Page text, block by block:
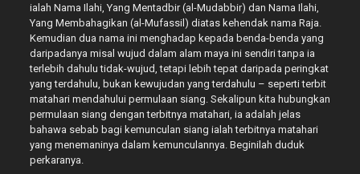
ialah Nama Ilahi, Yang Mentadbir (al-Mudabbir) dan Nama Ilahi,
Yang Membahagikan (al-Mufassil) diatas kehendak nama Raja.
Kemudian dua nama ini menghadap kepada benda-benda yang
daripadanya misal wujud dalam alam maya ini sendiri tanpa ia
terlebih dahulu tidak-wujud, tetapi lebih tepat daripada peringkat
yang terdahulu, bukan kewujudan yang terdahulu – seperti terbit
matahari mendahului permulaan siang. Sekalipun kita hubungkan
permulaan siang dengan terbitnya matahari, ia adalah jelas
bahawa sebab bagi kemunculan siang ialah terbitnya matahari
yang menemaninya dalam kemunculannya. Beginilah duduk
perkaranya.